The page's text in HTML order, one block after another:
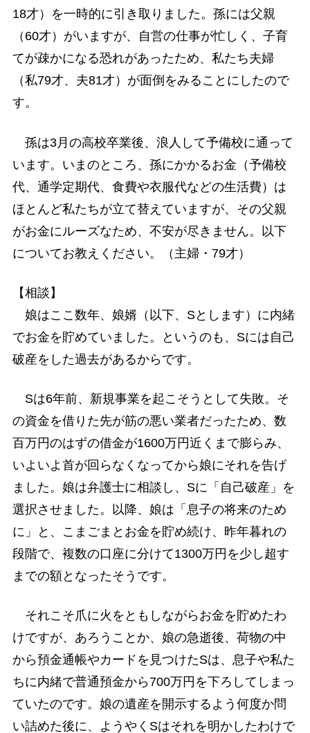
18才）を一時的に引き取りました。孫には父親
（60才）がいますが、自営の仕事が忙しく、子育
てが疎かになる恐れがあったため、私たち夫婦
（私79才、夫81才）が面倒をみることにしたので
す。
孫は3月の高校卒業後、浪人して予備校に通って
います。いまのところ、孫にかかるお金（予備校
代、通学定期代、食費や衣服代などの生活費）は
ほとんど私たちが立て替えていますが、その父親
がお金にルーズなため、不安が尽きません。以下
についてお教えください。（主婦・79才）
【相談】
娘はここ数年、娘婿（以下、Sとします）に内緒
でお金を貯めていました。というのも、Sには自己
破産をした過去があるからです。
Sは6年前、新規事業を起こそうとして失敗。そ
の資金を借りた先が筋の悪い業者だったため、数
百万円のはずの借金が1600万円近くまで膨らみ、
いよいよ首が回らなくなってから娘にそれを告げ
ました。娘は弁護士に相談し、Sに「自己破産」を
選択させました。以降、娘は「息子の将来のため
に」と、こまごまとお金を貯め続け、昨年暮れの
段階で、複数の口座に分けて1300万円を少し超す
までの額となったそうです。
それこそ爪に火をともしながらお金を貯めたわ
けですが、あろうことか、娘の急逝後、荷物の中
から預金通帳やカードを見つけたSは、息子や私た
ちに内緒で普通預金から700万円を下ろしてしまっ
ていたのです。娘の遺産を開示するよう何度か問
い詰めた後に、ようやくSはそれを明かしたわけで